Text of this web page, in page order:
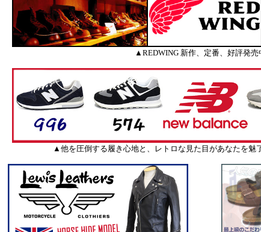
▲REDWING 新作、定番、好評発売
▲他を圧倒する履き心地と、レトロな見た目があなたを魅